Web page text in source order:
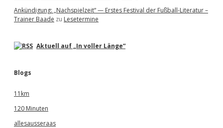
Ankündigung: „Nachspielzeit“ — Erstes Festival der Fußball-Literatur –
Trainer Baade zu Lesetermine
Aktuell auf „In voller Länge“
Blogs
11km
120 Minuten
allesausseraas